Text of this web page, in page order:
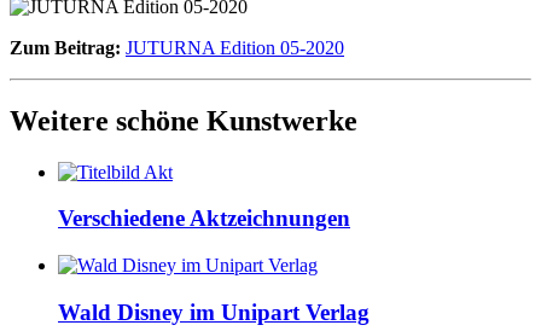
Zum Beitrag: JUTURNA Edition 05-2020
Weitere schöne Kunstwerke
Verschiedene Aktzeichnungen
Wald Disney im Unipart Verlag